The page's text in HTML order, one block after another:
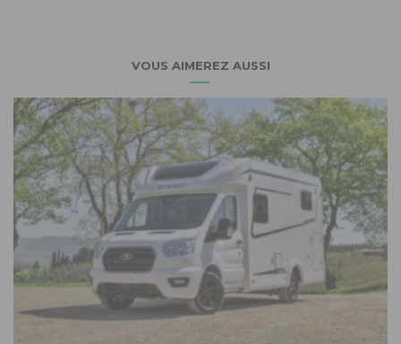
VOUS AIMEREZ AUSSI